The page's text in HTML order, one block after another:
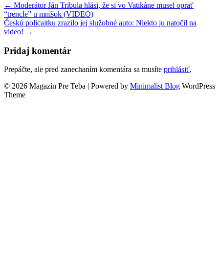
← Moderátor Ján Tribula hlási, že si vo Vatikáne musel oprať
“trencle” u mníšok (VIDEO)
Českú policajtku zrazilo jej služobné auto: Niekto ju natočil na
video! →
Pridaj komentár
Prepáčte, ale pred zanechaním komentára sa musíte prihlásiť.
© 2026 Magazín Pre Teba | Powered by Minimalist Blog WordPress
Theme